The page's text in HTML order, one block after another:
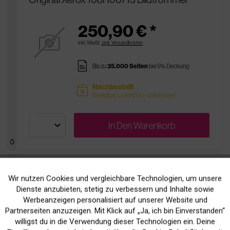
250,90 € *
inkl. MwSt. zzgl. Versandkosten
pages Bis zu35.000 Seitenbei 5% Deckung
sold Nachbestellt
Bestellbar, Lieferfrist 2-4 Werktage
In DenWarenkorb
Original Xerox 108R00580
Reinigungseinheit
83,90 € *
Funktionale Aktiv
Marketing Inaktiv
Wir nutzen Cookies und vergleichbare Technologien, um unsere
Dienste anzubieten, stetig zu verbessern und Inhalte sowie
Werbeanzeigen personalisiert auf unserer Website und
Partnerseiten anzuzeigen. Mit Klick auf „Ja, ich bin Einverstanden“
willigst du in die Verwendung dieser Technologien ein. Deine